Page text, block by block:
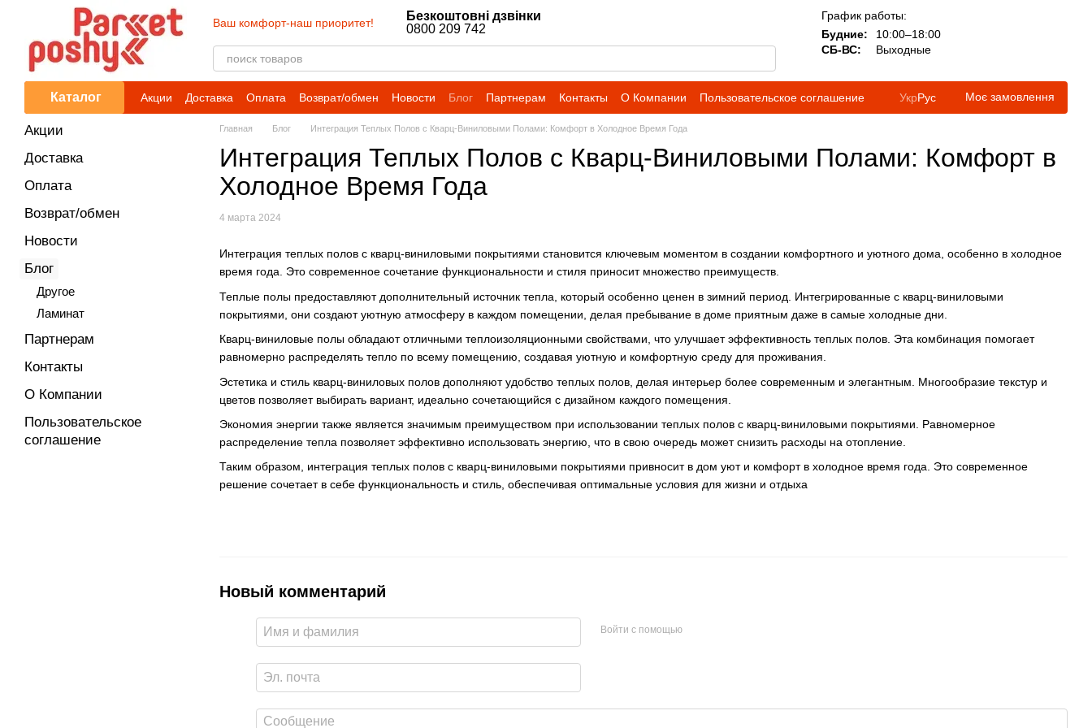
Перейти к основному контенту
Ваш комфорт-наш приоритет!
Безкоштовні дзвінки
0800 209 742
График работы:
Будние:
10:00–18:00
СБ-ВС:
Выходные
Каталог Акции Доставка Оплата Возврат/обмен Новости Блог Партнерам Контакты О Компании Пользовательское соглашение УкрРус Моє замовлення
Главная Блог Интеграция Теплых Полов с Кварц-Виниловыми Полами: Комфорт в Холодное Время Года
Интеграция Теплых Полов с Кварц-Виниловыми Полами: Комфорт в
Холодное Время Года
4 марта 2024
Интеграция теплых полов с кварц-виниловыми покрытиями становится ключевым моментом в создании комфортного и уютного дома, особенно в холодное
время года. Это современное сочетание функциональности и стиля приносит множество преимуществ.
Теплые полы предоставляют дополнительный источник тепла, который особенно ценен в зимний период. Интегрированные с кварц-виниловыми
покрытиями, они создают уютную атмосферу в каждом помещении, делая пребывание в доме приятным даже в самые холодные дни.
Кварц-виниловые полы обладают отличными теплоизоляционными свойствами, что улучшает эффективность теплых полов. Эта комбинация помогает
равномерно распределять тепло по всему помещению, создавая уютную и комфортную среду для проживания.
Эстетика и стиль кварц-виниловых полов дополняют удобство теплых полов, делая интерьер более современным и элегантным. Многообразие текстур и
цветов позволяет выбирать вариант, идеально сочетающийся с дизайном каждого помещения.
Экономия энергии также является значимым преимуществом при использовании теплых полов с кварц-виниловыми покрытиями. Равномерное
распределение тепла позволяет эффективно использовать энергию, что в свою очередь может снизить расходы на отопление.
Таким образом, интеграция теплых полов с кварц-виниловыми покрытиями привносит в дом уют и комфорт в холодное время года. Это современное
решение сочетает в себе функциональность и стиль, обеспечивая оптимальные условия для жизни и отдыха
Новый комментарий
Войти с помощью
Акции
Доставка
Оплата
Возврат/обмен
Новости
Блог
Другое
Ламинат
Партнерам
Контакты
О Компании
Пользовательское
соглашение